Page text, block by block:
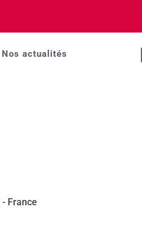
Nos actualités
- France